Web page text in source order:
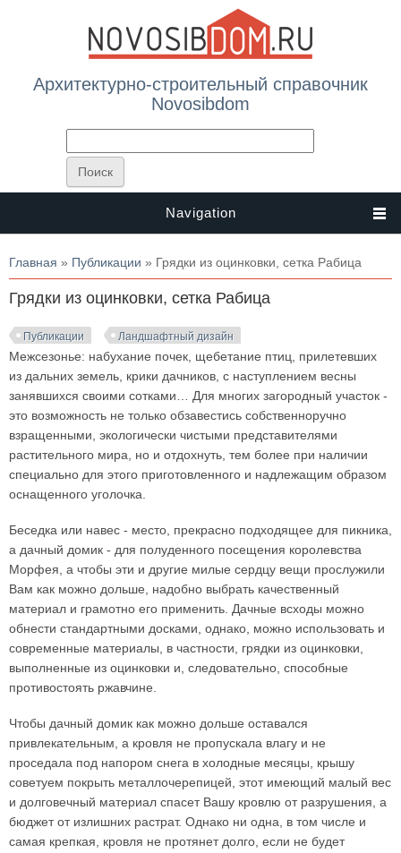
Архитектурно-строительный справочник
Novosibdom
Navigation
Вы здесь
Главная » Публикации » Грядки из оцинковки, сетка Рабица
Грядки из оцинковки, сетка Рабица
Публикации Ландшафтный дизайн
Межсезонье: набухание почек, щебетание птиц, прилетевших
из дальних земель, крики дачников, с наступлением весны
занявшихся своими сотками… Для многих загородный участок -
это возможность не только обзавестись собственноручно
взращенными, экологически чистыми представителями
растительного мира, но и отдохнуть, тем более при наличии
специально для этого приготовленного и надлежащим образом
оснащенного уголочка.
Беседка или навес - место, прекрасно подходящее для пикника,
а дачный домик - для полуденного посещения королевства
Морфея, а чтобы эти и другие милые сердцу вещи прослужили
Вам как можно дольше, надобно выбрать качественный
материал и грамотно его применить. Дачные всходы можно
обнести стандартными досками, однако, можно использовать и
современные материалы, в частности, грядки из оцинковки,
выполненные из оцинковки и, следовательно, способные
противостоять ржавчине.
Чтобы дачный домик как можно дольше оставался
привлекательным, а кровля не пропускала влагу и не
проседала под напором снега в холодные месяцы, крышу
советуем покрыть металлочерепицей, этот имеющий малый вес
и долговечный материал спасет Вашу кровлю от разрушения, а
бюджет от излишних растрат. Однако ни одна, в том числе и
самая крепкая, кровля не протянет долго, если не будет